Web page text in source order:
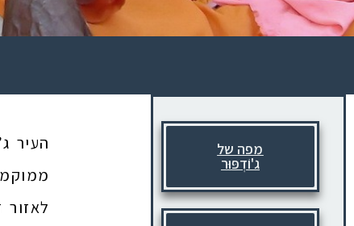
מפה של
ג'וֹדְפּוּר